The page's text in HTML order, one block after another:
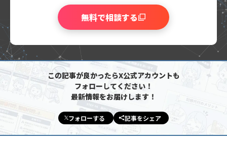
無料で相談する
この記事が良かったらX公式アカウントも
フォローしてください！
最新情報をお届けします！
フォローする 記事をシェア